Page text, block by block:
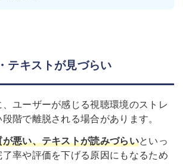
テキストが見づらい
ユーザーが感じる視聴環境のストレ
階で離脱される場合があります。
悪い、テキストが読みづらいといっ
率や評価を下げる原因にもなるため